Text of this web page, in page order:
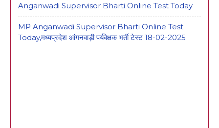
Anganwadi Supervisor Bharti Online Test Today
MP Anganwadi Supervisor Bharti Online Test
Today,मध्यप्रदेश आंगनवाड़ी पर्यवेक्षक भर्ती टेस्ट 18-02-2025